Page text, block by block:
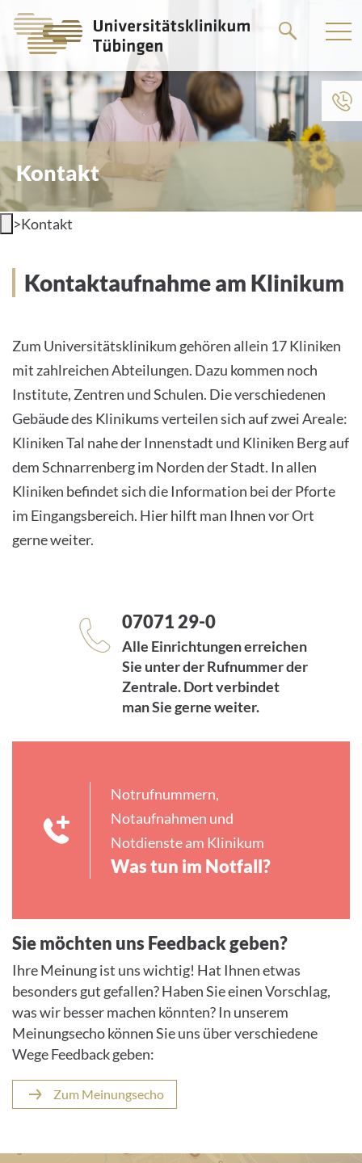
zum
Kontakt
>Kontakt
Kontaktaufnahme am Klinikum
Zum Universitätsklinikum gehören allein 17 Kliniken
mit zahlreichen Abteilungen. Dazu kommen noch
Institute, Zentren und Schulen. Die verschiedenen
Gebäude des Klinikums verteilen sich auf zwei Areale:
Kliniken Tal nahe der Innenstadt und Kliniken Berg auf
dem Schnarrenberg im Norden der Stadt. In allen
Kliniken befindet sich die Information bei der Pforte
im Eingangsbereich. Hier hilft man Ihnen vor Ort
gerne weiter.
07071 29-0
Alle Einrichtungen erreichen
Sie unter der Rufnummer der
Zentrale. Dort verbindet
man Sie gerne weiter.
Notrufnummern,
Notaufnahmen und
Notdienste am Klinikum
Was tun im Notfall?
Sie möchten uns Feedback geben?
Ihre Meinung ist uns wichtig! Hat Ihnen etwas
besonders gut gefallen? Haben Sie einen Vorschlag,
was wir besser machen könnten? In unserem
Meinungsecho können Sie uns über verschiedene
Wege Feedback geben:
Zum Meinungsecho